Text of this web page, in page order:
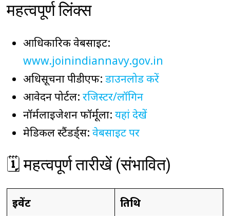
महत्वपूर्ण लिंक्स
आधिकारिक वेबसाइट:
www.joinindiannavy.gov.in
अधिसूचना पीडीएफ: डाउनलोड करें
आवेदन पोर्टल: रजिस्टर/लॉगिन
नॉर्मलाइजेशन फॉर्मूला: यहां देखें
मेडिकल स्टैंडर्ड्स: वेबसाइट पर
🗓️ महत्वपूर्ण तारीखें (संभावित)
इवेंट तिथि